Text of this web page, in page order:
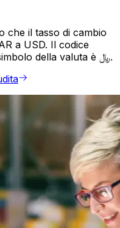
che il tasso di cambio
a USD. Il codice
valuta per Rial sauditi è SAR. Il simbolo della valuta è ﷼.